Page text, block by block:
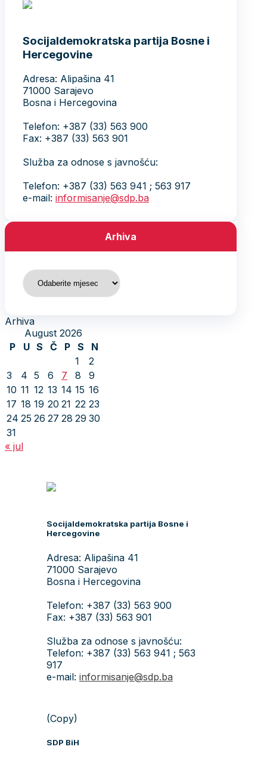
Socijaldemokratska partija Bosne i
Hercegovine
Adresa: Alipašina 41
71000 Sarajevo
Bosna i Hercegovina
Telefon: +387 (33) 563 900
Fax: +387 (33) 563 901
Služba za odnose s javnošću:
Telefon: +387 (33) 563 941 ; 563 917
e-mail: informisanje@sdp.ba
Arhiva
Arhiva
Arhiva
August 2026
P
U S Č P S
N
1
2
3
4 5 6 7 8
9
10 11 12 13 14 15 16
17 18 19 20 21 22 23
24 25 26 27 28 29 30
31
« jul
Socijaldemokratska partija Bosne i
Hercegovine
Adresa: Alipašina 41
71000 Sarajevo
Bosna i Hercegovina
Telefon: +387 (33) 563 900
Fax: +387 (33) 563 901
Služba za odnose s javnošću:
Telefon: +387 (33) 563 941 ; 563
917
e-mail: informisanje@sdp.ba
(Copy)
SDP BiH